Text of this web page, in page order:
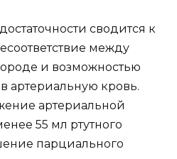
сводится к
между
и возможностью
артериальную кровь.
артериальной
55 мл ртутного
парциального